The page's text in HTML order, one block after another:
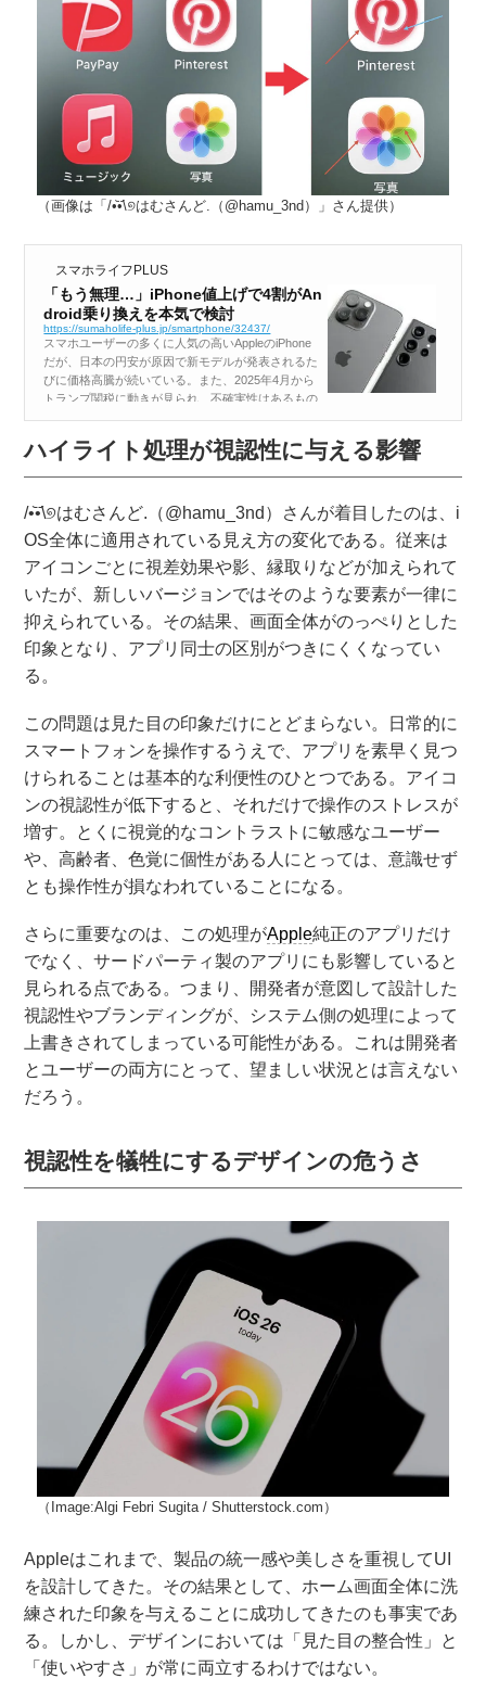
（画像は「/•᷅•᷄\୭はむさんど.（@hamu_3nd）」さん提供）
スマホライフPLUS
「もう無理…」iPhone値上げで4割がAn
droid乗り換えを本気で検討
https://sumaholife-plus.jp/smartphone/32437/
スマホユーザーの多くに人気の高いAppleのiPhone
だが、日本の円安が原因で新モデルが発表されるた
びに価格高騰が続いている。また、2025年4月から
トランプ関税に動きが見られ、不確実性はあるもの
ハイライト処理が視認性に与える影響
/•᷅•᷄\୭はむさんど.（@hamu_3nd）さんが着目したのは、i
OS全体に適用されている見え方の変化である。従来は
アイコンごとに視差効果や影、縁取りなどが加えられて
いたが、新しいバージョンではそのような要素が一律に
抑えられている。その結果、画面全体がのっぺりとした
印象となり、アプリ同士の区別がつきにくくなってい
る。
この問題は見た目の印象だけにとどまらない。日常的に
スマートフォンを操作するうえで、アプリを素早く見つ
けられることは基本的な利便性のひとつである。アイコ
ンの視認性が低下すると、それだけで操作のストレスが
増す。とくに視覚的なコントラストに敏感なユーザー
や、高齢者、色覚に個性がある人にとっては、意識せず
とも操作性が損なわれていることになる。
さらに重要なのは、この処理がApple純正のアプリだけ
でなく、サードパーティ製のアプリにも影響していると
見られる点である。つまり、開発者が意図して設計した
視認性やブランディングが、システム側の処理によって
上書きされてしまっている可能性がある。これは開発者
とユーザーの両方にとって、望ましい状況とは言えない
だろう。
視認性を犠牲にするデザインの危うさ
（Image:Algi Febri Sugita / Shutterstock.com）
Appleはこれまで、製品の統一感や美しさを重視してUI
を設計してきた。その結果として、ホーム画面全体に洗
練された印象を与えることに成功してきたのも事実であ
る。しかし、デザインにおいては「見た目の整合性」と
「使いやすさ」が常に両立するわけではない。